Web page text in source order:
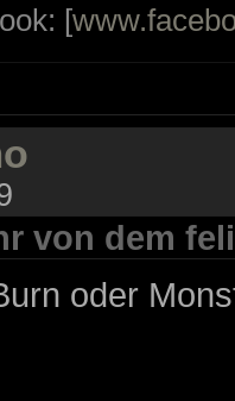
[
von dem
oder